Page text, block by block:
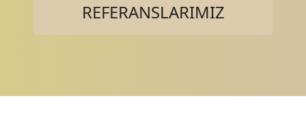
REFERANSLARIMIZ